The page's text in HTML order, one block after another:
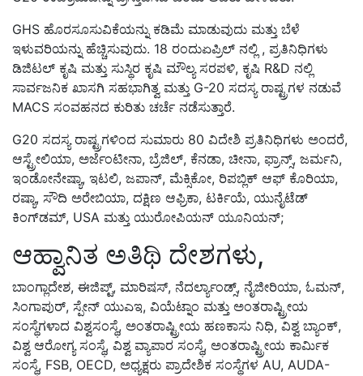
GHS ಹೊರಸೂಸುವಿಕೆಯನ್ನು ಕಡಿಮೆ ಮಾಡುವುದು ಮತ್ತು ಬೆಳೆ
ಇಳುವರಿಯನ್ನು ಹೆಚ್ಚಿಸುವುದು. 18 ರಂದುಏಪ್ರಿಲ್ ನಲ್ಲಿ , ಪ್ರತಿನಿಧಿಗಳು
ಡಿಜಿಟಲ್ ಕೃಷಿ ಮತ್ತು ಸುಸ್ಥಿರ ಕೃಷಿ ಮೌಲ್ಯ ಸರಪಳಿ, ಕೃಷಿ R&D ನಲ್ಲಿ
ಸಾರ್ವಜನಿಕ ಖಾಸಗಿ ಸಹಭಾಗಿತ್ವ ಮತ್ತು G-20 ಸದಸ್ಯ ರಾಷ್ಟ್ರಗಳ ನಡುವೆ
MACS ಸಂವಹನದ ಕುರಿತು ಚರ್ಚೆ ನಡೆಸುತ್ತಾರೆ.
G20 ಸದಸ್ಯ ರಾಷ್ಟ್ರಗಳಿಂದ ಸುಮಾರು 80 ವಿದೇಶಿ ಪ್ರತಿನಿಧಿಗಳು ಅಂದರೆ,
ಆಸ್ಟ್ರೇಲಿಯಾ, ಅರ್ಜೆಂಟೀನಾ, ಬ್ರೆಜಿಲ್, ಕೆನಡಾ, ಚೀನಾ, ಫ್ರಾನ್ಸ್, ಜರ್ಮನಿ,
ಇಂಡೋನೇಷ್ಯಾ, ಇಟಲಿ, ಜಪಾನ್, ಮೆಕ್ಸಿಕೋ, ರಿಪಬ್ಲಿಕ್ ಆಫ್ ಕೊರಿಯಾ,
ರಷ್ಯಾ, ಸೌದಿ ಅರೇಬಿಯಾ, ದಕ್ಷಿಣ ಆಫ್ರಿಕಾ, ಟರ್ಕಿಯೆ, ಯುನೈಟೆಡ್
ಕಿಂಗ್‌ಡಮ್, USA ಮತ್ತು ಯುರೋಪಿಯನ್ ಯೂನಿಯನ್;
ಆಹ್ವಾನಿತ ಅತಿಥಿ ದೇಶಗಳು,
ಬಾಂಗ್ಲಾದೇಶ, ಈಜಿಪ್ಟ್, ಮಾರಿಷಸ್, ನೆದರ್ಲ್ಯಾಂಡ್ಸ್, ನೈಜೀರಿಯಾ, ಓಮನ್,
ಸಿಂಗಾಪುರ್, ಸ್ಪೇನ್ ಯುಎಇ, ವಿಯೆಟ್ನಾಂ ಮತ್ತು ಅಂತರಾಷ್ಟ್ರೀಯ
ಸಂಸ್ಥೆಗಳಾದ ವಿಶ್ವಸಂಸ್ಥೆ, ಅಂತರಾಷ್ಟ್ರೀಯ ಹಣಕಾಸು ನಿಧಿ, ವಿಶ್ವ ಬ್ಯಾಂಕ್,
ವಿಶ್ವ ಆರೋಗ್ಯ ಸಂಸ್ಥೆ, ವಿಶ್ವ ವ್ಯಾಪಾರ ಸಂಸ್ಥೆ, ಅಂತರಾಷ್ಟ್ರೀಯ ಕಾರ್ಮಿಕ
ಸಂಸ್ಥೆ, FSB, OECD, ಅಧ್ಯಕ್ಷರು ಪ್ರಾದೇಶಿಕ ಸಂಸ್ಥೆಗಳ AU, AUDA-